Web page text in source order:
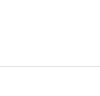
パッチテスト済 こども